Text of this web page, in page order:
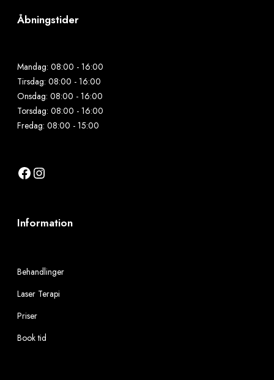
Åbningstider
Mandag: 08:00 - 16:00
Tirsdag: 08:00 - 16:00
Onsdag: 08:00 - 16:00
Torsdag: 08:00 - 16:00
Fredag: 08:00 - 15:00
Facebook Instagram
Information
Behandlinger
Laser Terapi
Priser
Book tid